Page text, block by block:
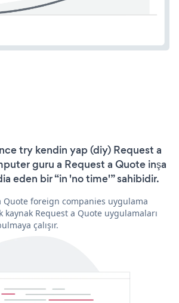
try kendin yap (diy) Request a
guru a Request a Quote inşa
eden bir “in 'no time'” sahibidir.
Quote foreign companies uygulama
kaynak Request a Quote uygulamaları
çalışır.